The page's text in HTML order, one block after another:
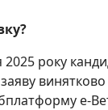
2025 року
винятково
е-